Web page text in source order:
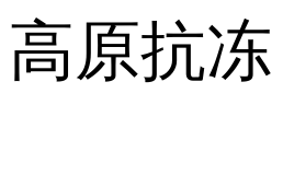
高原抗冻